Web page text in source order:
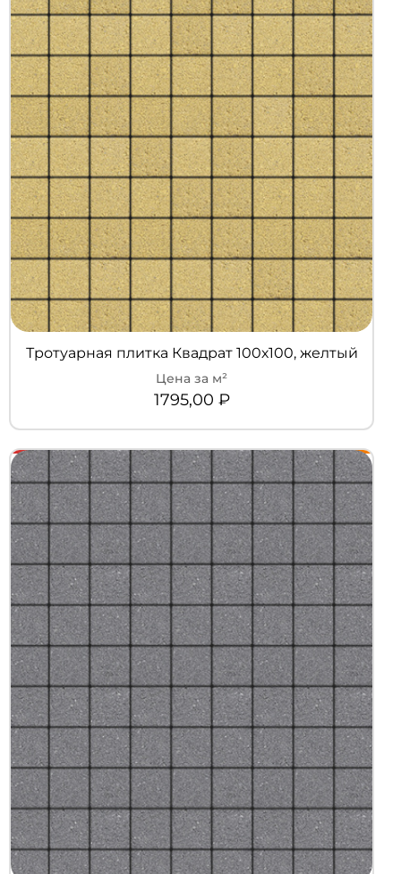
Тротуарная плитка Квадрат 100х100, желтый
1795,00 ₽